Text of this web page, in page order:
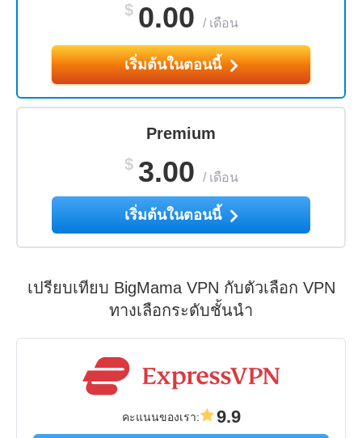
$ 0.00 / เดือน
เริ่มต้นในตอนนี้
Premium
$ 3.00 / เดือน
เริ่มต้นในตอนนี้
เปรียบเทียบ BigMama VPN กับตัวเลือก VPN
ทางเลือกระดับชั้นนำ
คะแนนของเรา: 9.9